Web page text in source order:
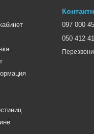
097 000
050 412